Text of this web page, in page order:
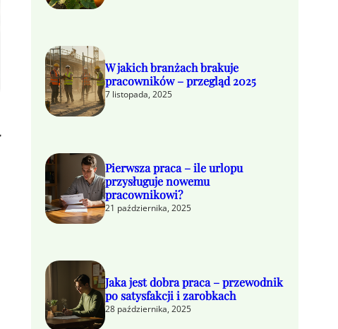
W jakich branżach brakuje
pracowników – przegląd 2025
7 listopada, 2025
Pierwsza praca – ile urlopu
przysługuje nowemu
pracownikowi?
21 października, 2025
Jaka jest dobra praca – przewodnik
po satysfakcji i zarobkach
28 października, 2025